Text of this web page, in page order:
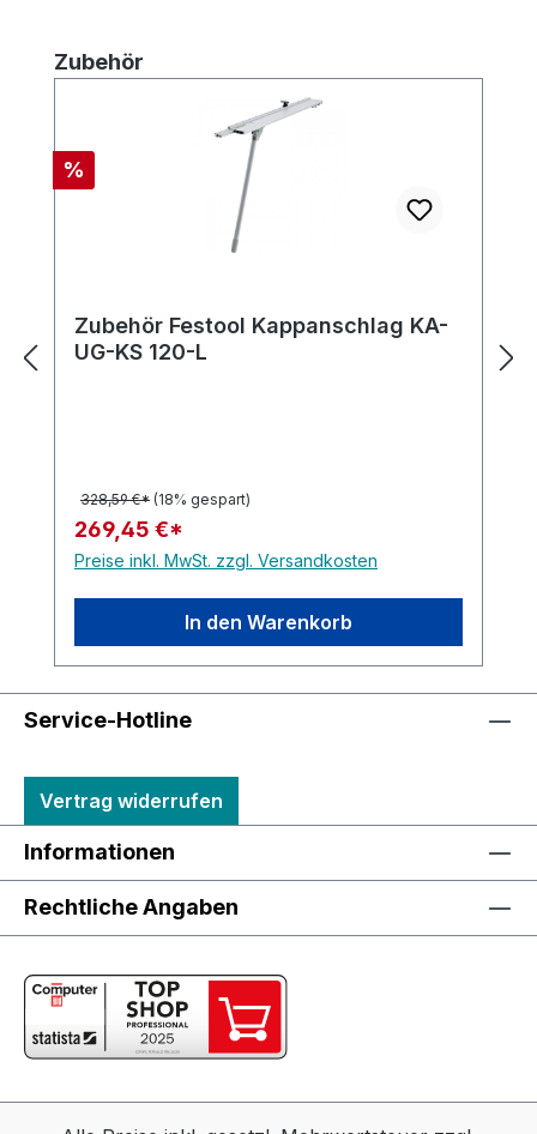
Produktgalerie überspringen
Zubehör
Rabatt
%
Zubehör Festool Kappanschlag KA-
UG-KS 120-L
328,59 €* (18% gespart)
269,45 €*
Preise inkl. MwSt. zzgl. Versandkosten
In den Warenkorb
Service-Hotline
Vertrag widerrufen
Informationen
Rechtliche Angaben